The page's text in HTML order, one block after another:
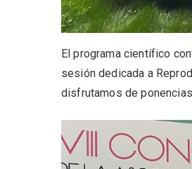
El programa científico
sesión dedicada a
disfrutamos de